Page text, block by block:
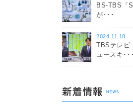
BS-TBS「
が･･･
2024.11.18
TBSテレビ
ュースキ･･･